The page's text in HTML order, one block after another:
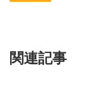
関連記事